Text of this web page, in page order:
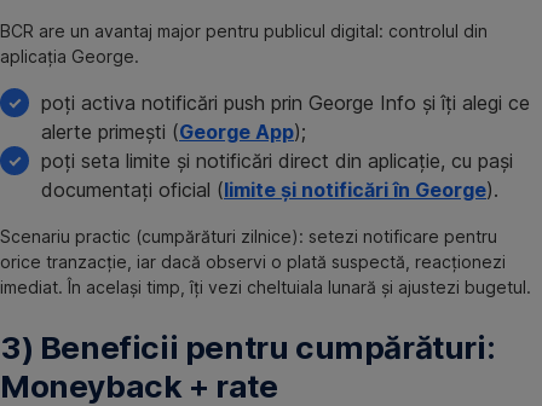
BCR are un avantaj major pentru publicul digital: controlul din
aplicația George.
poți activa notificări push prin George Info și îți alegi ce
alerte primești (George App);
poți seta limite și notificări direct din aplicație, cu pași
documentați oficial (limite și notificări în George).
Scenariu practic (cumpărături zilnice): setezi notificare pentru
orice tranzacție, iar dacă observi o plată suspectă, reacționezi
imediat. În același timp, îți vezi cheltuiala lunară și ajustezi bugetul.
3) Beneficii pentru cumpărături:
Moneyback + rate